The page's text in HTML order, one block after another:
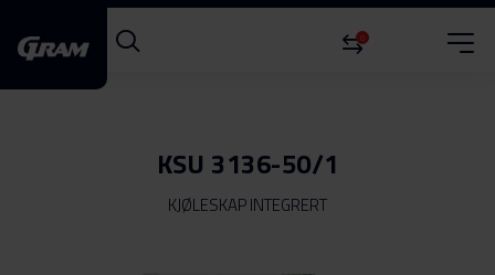
0
KSU 3136-50/1
KJØLESKAP INTEGRERT